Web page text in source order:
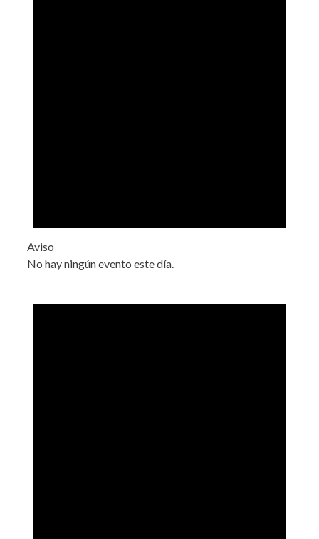
Aviso
No hay ningún evento este día.